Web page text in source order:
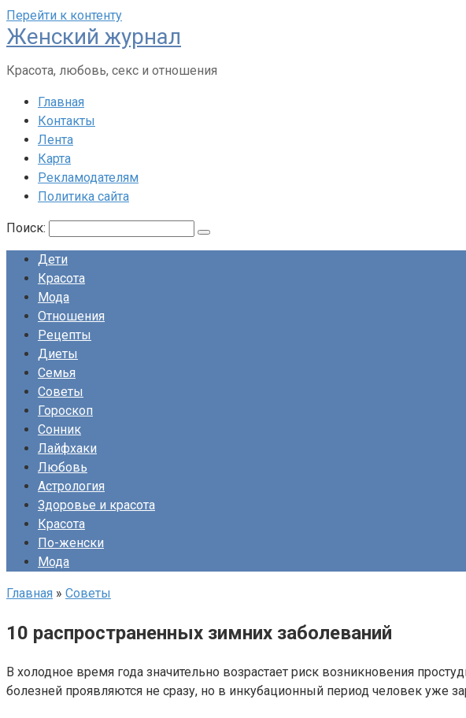
Перейти к контенту
Женский журнал
Красота, любовь, секс и отношения
Главная
Контакты
Лента
Карта
Рекламодателям
Политика сайта
Поиск:
Дети
Красота
Мода
Отношения
Рецепты
Диеты
Семья
Советы
Гороскоп
Сонник
Лайфхаки
Любовь
Астрология
Здоровье и красота
Красота
По-женски
Мода
Главная » Советы
10 распространенных зимних заболеваний
В холодное время года значительно возрастает риск возникновения
болезней проявляются не сразу, но в инкубационный период человек уже